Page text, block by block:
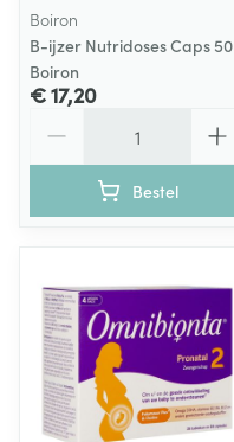
Boiron
B-ijzer Nutridoses Caps 50
Boiron
€ 17,20
Bestel